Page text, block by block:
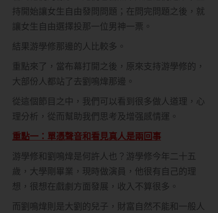
持開始讓女生自由發問問題；在問完問題之後，就
讓女生自由選擇投那一位男神一票。
結果游學修那邊的人比較多。
重點來了，當布幕打開之後，原來支持游學修的，
大部份人都站了去劉鳴煒那邊。
從這個節目之中，我們可以看到很多做人道理，心
理分析，從而幫助我們思考及增强感情運。
​重點一：單憑聲音和看見真人是兩回事
游學修和劉鳴煒是何許人也？游學修今年二十五
歲，大學剛畢業，現時做演員，他很有自己的理
想，很想在戲劇方面發展，收入不算很多。
而劉鳴煒則是大劉的兒子，財富自然不能和一般人